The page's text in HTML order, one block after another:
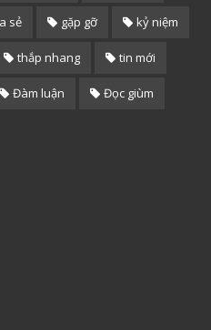
sẻ gặp gỡ kỷ niệm
thắp nhang tin mới
Đàm luận Đọc giùm